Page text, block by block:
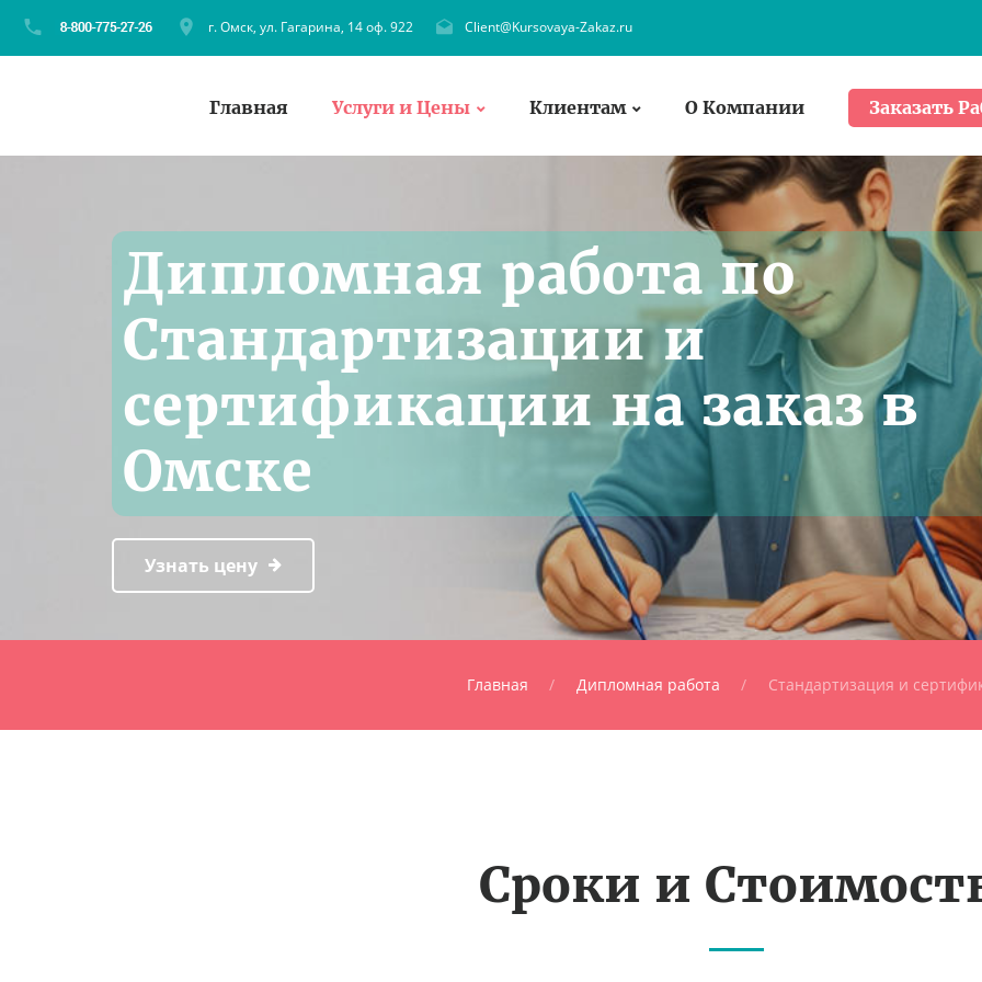
г. Омск, ул. Гагарина, 14 оф. 922 Client@Kursovaya-Zakaz.ru
Главная Услуги и Цены Клиентам О Компании Заказать
Дипломная работа по
Стандартизации и
сертификации на заказ в
Омске
Узнать цену
Главная Дипломная работа Стандартизация и
Сроки и